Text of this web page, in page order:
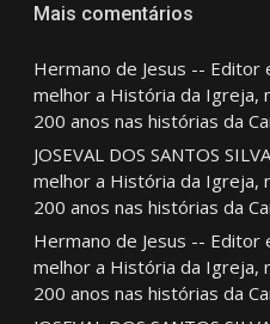
Mais comentários
Hermano de Jesus -- Editor
melhor a História da Igreja,
200 anos nas histórias da
JOSEVAL DOS SANTOS SILVA
melhor a História da Igreja,
200 anos nas histórias da
Hermano de Jesus -- Editor
melhor a História da Igreja,
200 anos nas histórias da